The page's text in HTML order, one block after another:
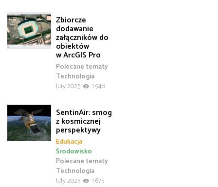
Zbiorcze
dodawanie
załączników do
obiektów
w ArcGIS Pro
Polecane tematy
Technologia
luty 2025
1 948
SentinAir: smog
z kosmicznej
perspektywy
Edukacja
Polecane tematy
Środowisko
Technologia
luty 2025
1 675